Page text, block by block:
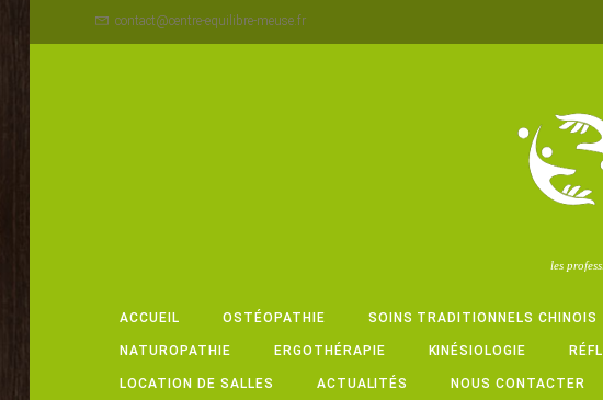
contact@centre-equilibre-meuse.fr
les
ACCUEIL OSTÉOPATHIE SOINS TRADITIONNELS CHINOIS
NATUROPATHIE ERGOTHÉRAPIE KINÉSIOLOGIE
LOCATION DE SALLES ACTUALITÉS NOUS CONTACTER